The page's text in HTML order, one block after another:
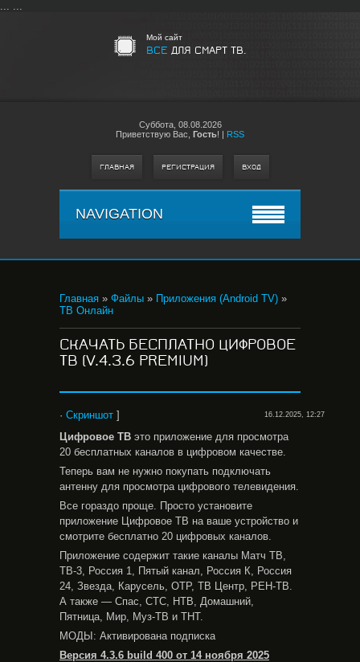
... ...
Мой сайт
ВСЕ ДЛЯ СМАРТ ТВ.
Суббота, 08.08.2026
Приветствую Вас Гость! | RSS
ГЛАВНАЯ РЕГИСТРАЦИЯ ВХОД
NAVIGATION
Главная » Файлы » Приложения (Android TV) »
ТВ Онлайн
СКАЧАТЬ БЕСПЛАТНО ЦИФРОВОЕ
ТВ (V.4.3.6 PREMIUM)
· Скриншот ] 16.12.2025, 12:27
Цифровое ТВ это приложение для просмотра
20 бесплатных каналов в цифровом качестве.
Теперь вам не нужно покупать подключать
антенну для просмотра цифрового телевидения.
Все гораздо проще. Просто установите
приложение Цифровое ТВ на ваше устройство и
смотрите бесплатно 20 цифровых каналов.
Приложение содержит такие каналы Матч ТВ,
ТВ-3, Россия 1, Пятый канал, Россия К, Россия
24, Звезда, Карусель, ОТР, ТВ Центр, РЕН-ТВ.
А также — Спас, СТС, НТВ, Домашний,
Пятница, Мир, Муз-ТВ и ТНТ.
МОДЫ: Активирована подписка
Версия 4.3.6 build 400 от 14 ноября 2025